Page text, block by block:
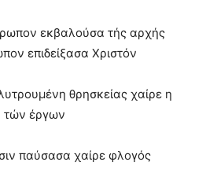
εκβαλούσα τής αρχής
επιδείξασα Χριστόν
θρησκείας χαίρε η
τών έργων
παύσασα χαίρε φλογός